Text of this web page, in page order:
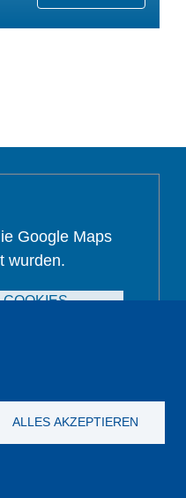
ALLES AKZEPTIEREN
Google Maps
wurden.